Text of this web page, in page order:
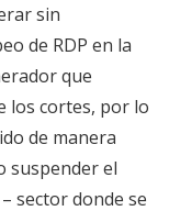
sin
de RDP en la
que
los cortes, por lo
de manera
suspender el
sector donde se